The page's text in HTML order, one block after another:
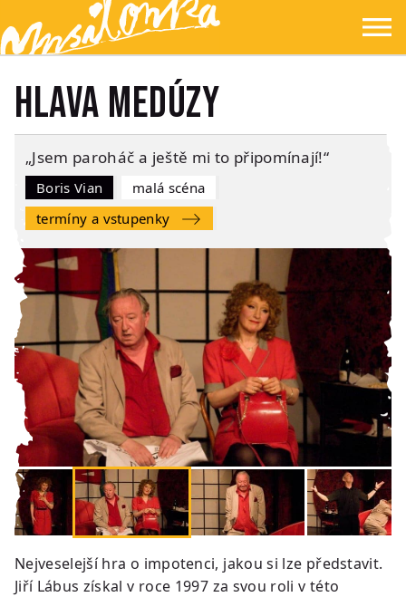
Přejít na hlavní obsah
Přejít na navigaci
Přejít na hledání
Ypsilonka ☰
Hlava Medúzy
„Jsem paroháč a ještě mi to připomínají!“
Boris Vian
Malá scéna
Termíny a vstupenky
Nejveselejší hra o impotenci, jakou si lze představit.
Jiří Lábus získal v roce 1997 za svou roli v této